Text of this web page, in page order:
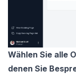
Wählen Sie alle
denen Sie